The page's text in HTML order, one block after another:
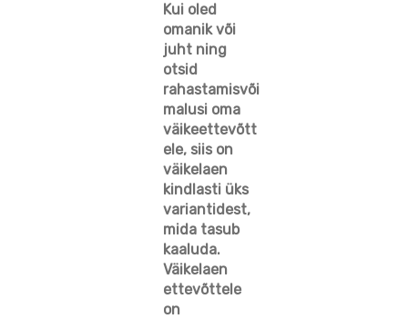
Kui oled
omanik või
juht ning
otsid
rahastamisvõi
malusi oma
väikeettevõtt
ele, siis on
väikelaen
kindlasti üks
variantidest,
mida tasub
kaaluda.
Väikelaen
ettevõttele
on